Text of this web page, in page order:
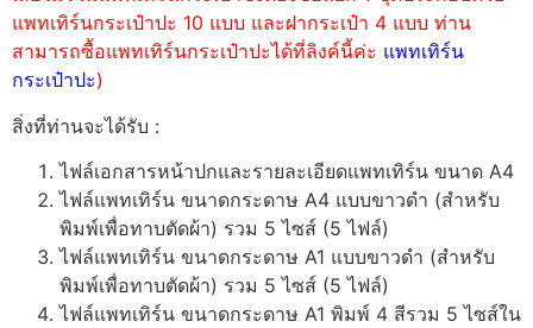
แพทเทิร์นกระเป๋าปะ 10 แบบ และฝากระเป๋า 4 แบบ ท่าน
สามารถซื้อแพทเทิร์นกระเป๋าปะได้ที่ลิงค์นี้ค่ะ แพทเทิร์น
กระเป๋าปะ)
สิ่งที่ท่านจะได้รับ :
ไฟล์เอกสารหน้าปกและรายละเอียดแพทเทิร์น ขนาด A4
ไฟล์แพทเทิร์น ขนาดกระดาษ A4 แบบขาวดำ (สำหรับ
พิมพ์เพื่อทาบตัดผ้า) รวม 5 ไซส์ (5 ไฟล์)
ไฟล์แพทเทิร์น ขนาดกระดาษ A1 แบบขาวดำ (สำหรับ
พิมพ์เพื่อทาบตัดผ้า) รวม 5 ไซส์ (5 ไฟล์)
ไฟล์แพทเทิร์น ขนาดกระดาษ A1 พิมพ์ 4 สีรวม 5 ไซส์ใน